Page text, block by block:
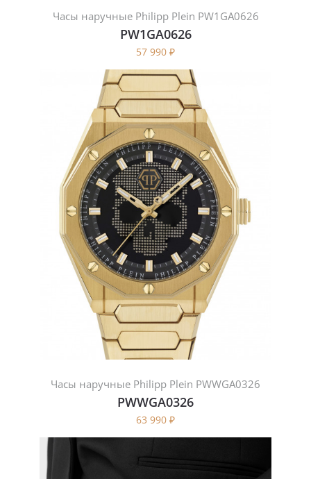
Часы наручные Philipp Plein PW1GA0626
PW1GA0626
57 990 ₽
Часы наручные Philipp Plein PWWGA0326
PWWGA0326
63 990 ₽